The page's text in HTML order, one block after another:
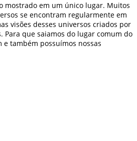
mostrado em um único lugar. Muitos
se encontram regularmente em
visões desses universos criados por
Para que saiamos do lugar comum do
também possuímos nossas